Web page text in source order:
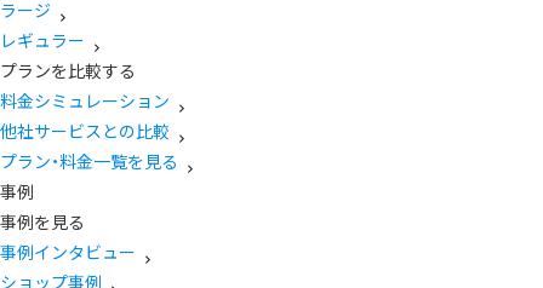
ラージ
レギュラー
プランを比較する
料金シミュレーション
他社サービスとの比較
プラン・料金一覧を見る
事例
事例を見る
事例インタビュー
ショップ事例